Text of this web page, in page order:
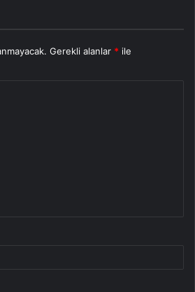
Gerekli alanlar * ile